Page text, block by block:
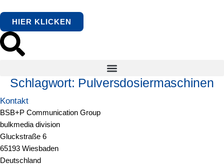
springen
HIER KLICKEN
Schlagwort: Pulversdosiermaschinen
Kontakt
BSB+P Communication Group
bulkmedia division
Gluckstraße 6
65193 Wiesbaden
Deutschland